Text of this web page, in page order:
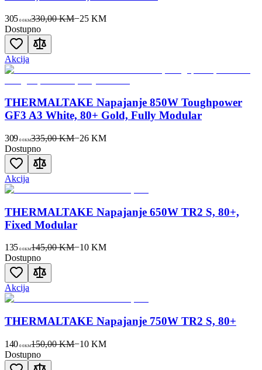
305 00KM330,00 KM−25 KM
Dostupno
Akcija
THERMALTAKE Napajanje 850W Toughpower
GF3 A3 White, 80+ Gold, Fully Modular
309 00KM335,00 KM−26 KM
Dostupno
Akcija
THERMALTAKE Napajanje 650W TR2 S, 80+,
Fixed Modular
135 00KM145,00 KM−10 KM
Dostupno
Akcija
THERMALTAKE Napajanje 750W TR2 S, 80+
140 00KM150,00 KM−10 KM
Dostupno